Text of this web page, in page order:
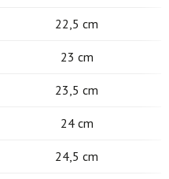
22,5 cm
23 cm
23,5 cm
24 cm
24,5 cm